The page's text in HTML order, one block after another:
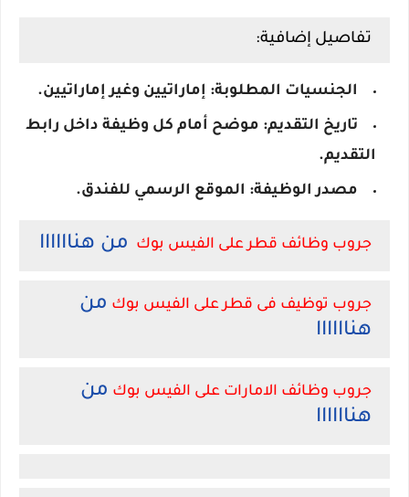
تفاصيل إضافية:
الجنسيات المطلوبة: إماراتيين وغير إماراتيين.
تاريخ التقديم: موضح أمام كل وظيفة داخل رابط
التقديم.
مصدر الوظيفة: الموقع الرسمي للفندق.
جروب وظائف قطر على الفيس بوك من هناااااا
جروب توظيف فى قطر على الفيس بوك من
هناااااا
جروب وظائف الامارات على الفيس بوك من
هناااااا